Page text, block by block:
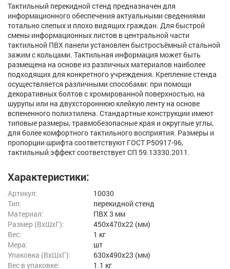
Тактильный перекидной стенд предназначен для
информационного обеспечения актуальными сведениями
тотально слепых и плохо видящих граждан. Для быстрой
смены информационных листов в центральной части
тактильной ПВХ панели установлен быстросъёмный стальной
зажим с кольцами. Тактильная информация может быть
размещена на основе из различных материалов наиболее
подходящих для конкретного учреждения. Крепление стенда
осуществляется различными способами: при помощи
декоративных болтов с хромированной поверхностью, на
шурупы или на двухстороннюю клейкую ленту на основе
вспененного полиэтилена. Стандартные конструкции имеют
типовые размеры, травмобезопасные края и округлые углы,
для более комфортного тактильного восприятия. Размеры и
пропорции шрифта соответствуют ГОСТ Р50917-96,
тактильный эффект соответствует СП 59.13330.2011.
Характеристики:
Артикул:
10030
Тип:
перекидной стенд
Материал:
ПВХ 3 мм
Размер (ВxШxГ):
450x470x22 (мм)
Вес:
1 кг
Мера:
шт
Упаковка (ВхШхГ):
630x490x23 (мм)
Вес в упаковке:
1.1 кг